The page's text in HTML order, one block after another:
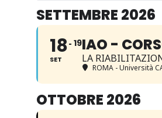
SETTEMBRE 2026
18
SET
19IAO -
LA
ROMA - Università
OTTOBRE 2026